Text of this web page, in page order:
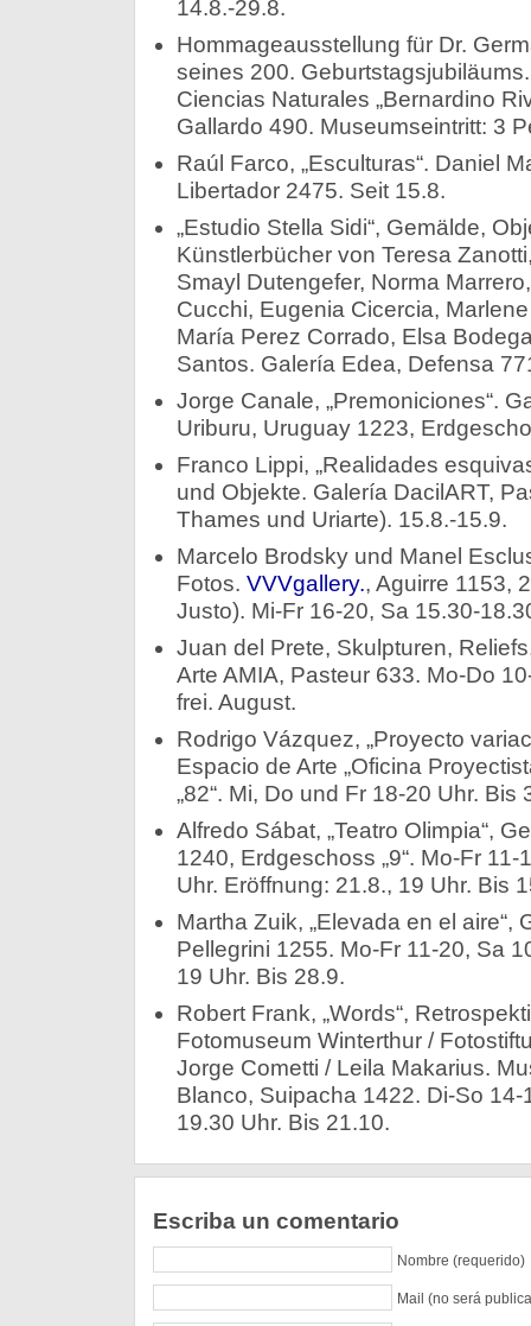
14.8.-29.8.
Hommageausstellung für Dr.
seines 200.
Ciencias Naturales „Bernardino
Gallardo 490. Museumseintritt: 3
Raúl Farco, „Esculturas“. Daniel
Libertador 2475. Seit 15.8.
„Estudio Stella Sidi“, Gemälde,
Künstlerbücher von Teresa
Smayl Dutengefer, Norma
Cucchi, Eugenia Cicercia,
María Perez Corrado, Elsa
Santos. Galería Edea, Defensa
Jorge Canale, „Premoniciones“.
Uriburu, Uruguay 1223,
Franco Lippi, „Realidades
und Objekte. Galería DacilART,
Thames und Uriarte). 15.8.-15.9.
Marcelo Brodsky und Manel
Fotos. VVVgallery., Aguirre 1153,
Justo). Mi-Fr 16-20, Sa 15.30-
Juan del Prete, Skulpturen,
Arte AMIA, Pasteur 633. Mo-Do
frei. August.
Rodrigo Vázquez, „Proyecto
Espacio de Arte „Oficina
„82“. Mi, Do und Fr 18-20 Uhr. Bis
Alfredo Sábat, „Teatro Olimpia“,
1240, Erdgeschoss „9“. Mo-Fr
Uhr. Eröffnung: 21.8., 19 Uhr. Bis
Martha Zuik, „Elevada en el aire“,
Pellegrini 1255. Mo-Fr 11-20, Sa
19 Uhr. Bis 28.9.
Robert Frank, „Words“,
Fotomuseum Winterthur /
Jorge Cometti / Leila Makarius.
Blanco, Suipacha 1422. Di-So 14-
19.30 Uhr. Bis 21.10.
Escriba un comentario
Nombre (requerido)
Mail (no será